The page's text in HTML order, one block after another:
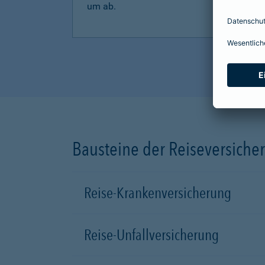
um ab.
Bausteine der
Reise-Krankenversicherung
Reise-Unfallversicherung